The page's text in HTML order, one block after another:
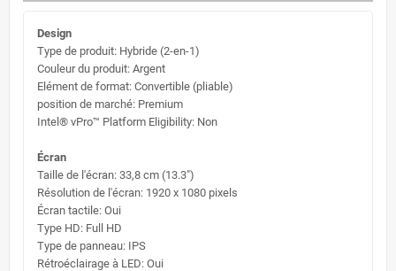
Design
Type de produit: Hybride (2-en-1)
Couleur du produit: Argent
Elément de format: Convertible (pliable)
position de marché: Premium
Intel® vPro™ Platform Eligibility: Non
Écran
Taille de l'écran: 33,8 cm (13.3")
Résolution de l'écran: 1920 x 1080 pixels
Écran tactile: Oui
Type HD: Full HD
Type de panneau: IPS
Rétroéclairage à LED: Oui